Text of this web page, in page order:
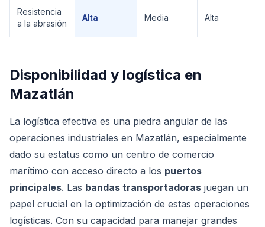
Resistencia
a la abrasión
Alta Media Alta
Disponibilidad y logística en
Mazatlán
La logística efectiva es una piedra angular de las
operaciones industriales en Mazatlán, especialmente
dado su estatus como un centro de comercio
marítimo con acceso directo a los puertos
principales. Las bandas transportadoras juegan un
papel crucial en la optimización de estas operaciones
logísticas. Con su capacidad para manejar grandes